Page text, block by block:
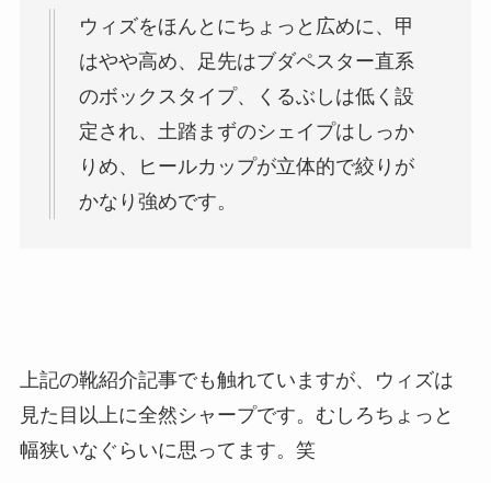
ウィズをほんとにちょっと広めに、甲
はやや高め、足先はブダペスター直系
のボックスタイプ、くるぶしは低く設
定され、土踏まずのシェイプはしっか
りめ、ヒールカップが立体的で絞りが
かなり強めです。
上記の靴紹介記事でも触れていますが、ウィズは
見た目以上に全然シャープです。むしろちょっと
幅狭いなぐらいに思ってます。笑